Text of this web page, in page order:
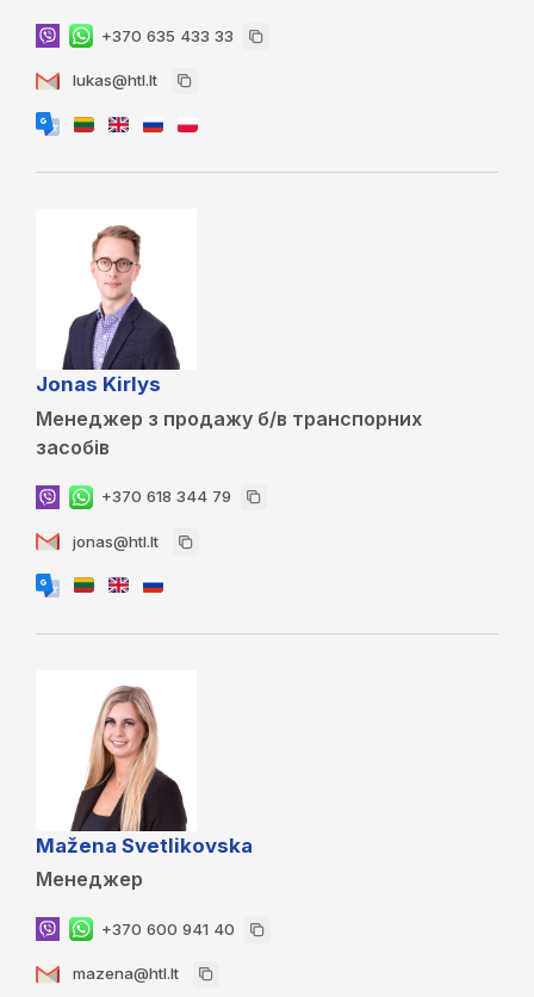
+370 635 433 33
lukas@htl.lt
Jonas Kirlys
Менеджер з продажу б/в транспорних
засобів
+370 618 344 79
jonas@htl.lt
Mažena Svetlikovska
Менеджер
+370 600 941 40
mazena@htl.lt